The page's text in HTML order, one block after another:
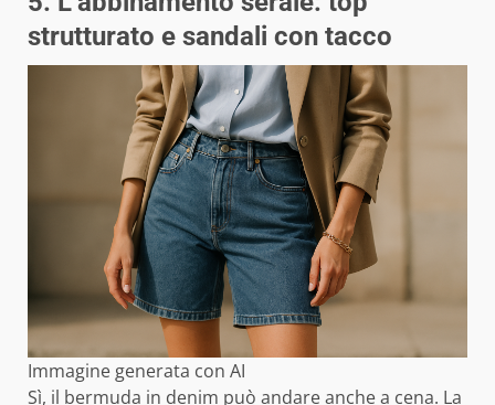
strutturato e sandali con tacco
Immagine generata con AI
Sì, il bermuda in denim può andare anche a cena. La